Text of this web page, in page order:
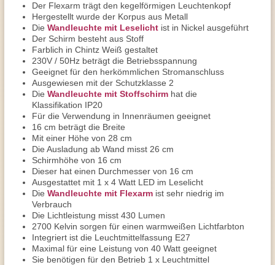
Der Flexarm trägt den kegelförmigen Leuchtenkopf
Hergestellt wurde der Korpus aus Metall
Die Wandleuchte mit Leselicht ist in Nickel ausgeführt
Der Schirm besteht aus Stoff
Farblich in Chintz Weiß gestaltet
230V / 50Hz beträgt die Betriebsspannung
Geeignet für den herkömmlichen Stromanschluss
Ausgewiesen mit der Schutzklasse 2
Die Wandleuchte mit Stoffschirm hat die
Klassifikation IP20
Für die Verwendung in Innenräumen geeignet
16 cm beträgt die Breite
Mit einer Höhe von 28 cm
Die Ausladung ab Wand misst 26 cm
Schirmhöhe von 16 cm
Dieser hat einen Durchmesser von 16 cm
Ausgestattet mit 1 x 4 Watt LED im Leselicht
Die Wandleuchte mit Flexarm ist sehr niedrig im
Verbrauch
Die Lichtleistung misst 430 Lumen
2700 Kelvin sorgen für einen warmweißen Lichtfarbton
Integriert ist die Leuchtmittelfassung E27
Maximal für eine Leistung von 40 Watt geeignet
Sie benötigen für den Betrieb 1 x Leuchtmittel